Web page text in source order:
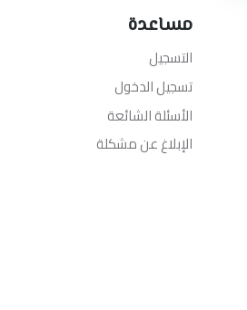
مساعدة
التسجيل
تسجيل الدخول
الأسئلة الشائعة
الإبلاغ عن مشكلة